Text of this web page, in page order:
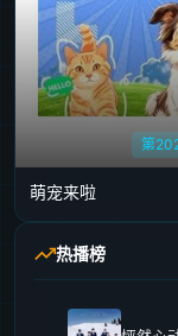
第
萌宠来啦
热播榜